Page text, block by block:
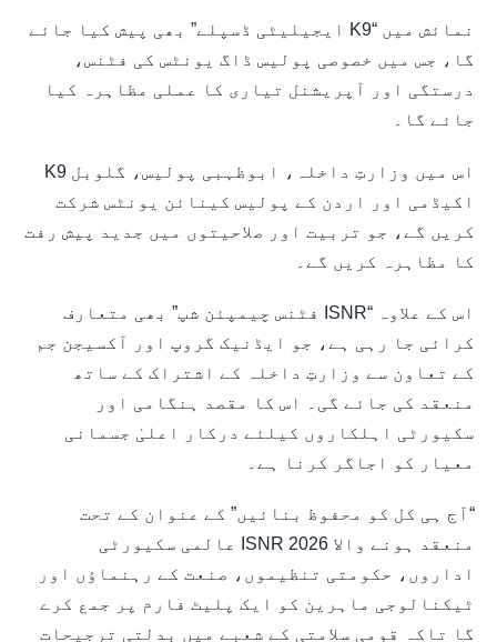
نمائش میں “K9 ایجیلیٹی ڈسپلے” بھی پیش کیا جائے
گا، جس میں خصوصی پولیس ڈاگ یونٹس کی فٹنس،
درستگی اور آپریشنل تیاری کا عملی مظاہرہ کیا
جائے گا۔
اس میں وزارتِ داخلہ، ابوظہبی پولیس، گلوبل K9
اکیڈمی اور اردن کے پولیس کینائن یونٹس شرکت
کریں گے، جو تربیت اور صلاحیتوں میں جدید پیش رفت
کا مظاہرہ کریں گے۔
اس کے علاوہ “ISNR فٹنس چیمپئن شپ” بھی متعارف
کرائی جا رہی ہے، جو ایڈنیک گروپ اور آکسیجن جم
کے تعاون سے وزارتِ داخلہ کے اشتراک کے ساتھ
منعقد کی جائے گی۔ اس کا مقصد ہنگامی اور
سکیورٹی اہلکاروں کیلئے درکار اعلیٰ جسمانی
معیار کو اجاگر کرنا ہے۔
“آج ہی کل کو محفوظ بنائیں” کے عنوان کے تحت
منعقد ہونے والا ISNR 2026 عالمی سکیورٹی
اداروں، حکومتی تنظیموں، صنعت کے رہنماؤں اور
ٹیکنالوجی ماہرین کو ایک پلیٹ فارم پر جمع کرے
گا تاکہ قومی سلامتی کے شعبے میں بدلتی ترجیحات